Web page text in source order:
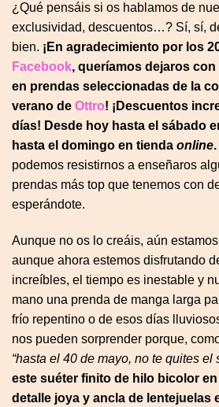
¿Qué pensáis si os hablamos de
exclusividad, descuentos…? Sí, sí,
bien. ¡En agradecimiento por los
Facebook, queríamos dejaros
en prendas seleccionadas de la
verano de Ottro! ¡Descuentos
días! Desde hoy hasta el sábado
hasta el domingo en tienda online.
podemos resistirnos a enseñaros
prendas más top que tenemos con
esperándote.
Aunque no os lo creáis, aún
aunque ahora estemos disfrutando
increíbles, el tiempo es inestable y
mano una prenda de manga larga
frío repentino o de esos días
nos pueden sorprender porque,
“hasta el 40 de mayo, no te quites el
este suéter finito de hilo bicolor
detalle joya y ancla de lentejuelas